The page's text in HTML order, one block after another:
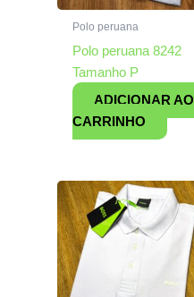
Polo peruana
Polo peruana 8242
Tamanho P
ADICIONAR AO
CARRINHO